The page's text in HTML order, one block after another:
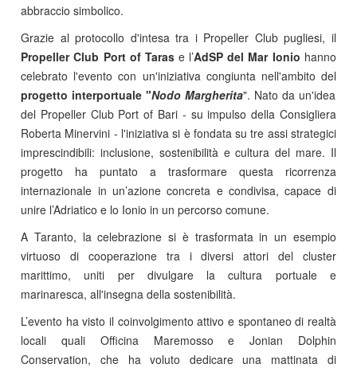
abbraccio simbolico.
Grazie al protocollo d'intesa tra i Propeller Club pugliesi, il
Propeller Club Port of Tarase l’AdSP del Mar Ionio hanno
celebrato l'evento con un'iniziativa congiunta nell'ambito del
progetto interportuale "Nodo Margherita". Nato da un'idea
del Propeller Club Port of Bari - su impulso della Consigliera
Roberta Minervini - l'iniziativa si è fondata su tre assi strategici
imprescindibili: inclusione, sostenibilità e cultura del mare. Il
progetto ha puntato a trasformare questa ricorrenza
internazionale in un’azione concreta e condivisa, capace di
unire l’Adriatico e lo Ionio in un percorso comune.
A Taranto, la celebrazione si è trasformata in un esempio
virtuoso di cooperazione tra i diversi attori del cluster
marittimo, uniti per divulgare la cultura portuale e
marinaresca, all'insegna della sostenibilità.
L’evento ha visto il coinvolgimento attivo e spontaneo di realtà
locali quali Officina Maremosso e Jonian Dolphin
Conservation, che ha voluto dedicare una mattinata di